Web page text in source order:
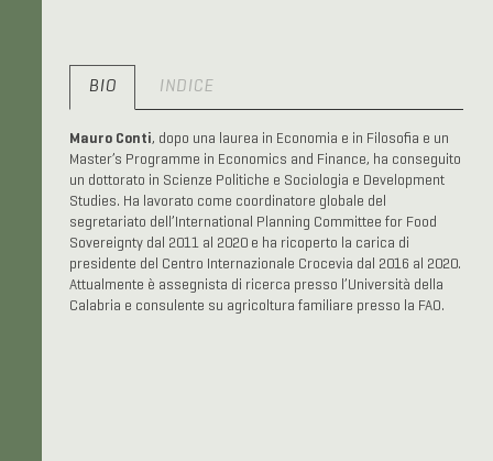
BIO INDICE
Mauro Conti, dopo una laurea in Economia e in Filosofia e un
Master’s Programme in Economics and Finance, ha conseguito
un dottorato in Scienze Politiche e Sociologia e Development
Studies. Ha lavorato come coordinatore globale del
segretariato dell’International Planning Committee for Food
Sovereignty dal 2011 al 2020 e ha ricoperto la carica di
presidente del Centro Internazionale Crocevia dal 2016 al 2020.
Attualmente è assegnista di ricerca presso l’Università della
Calabria e consulente su agricoltura familiare presso la FAO.